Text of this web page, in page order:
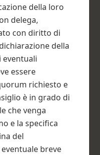
della loro
delega,
con diritto di
della
eventuali
essere
richiesto e
è in grado di
che venga
e la specifica
del
breve